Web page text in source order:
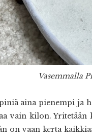
Vasemmalla
aina pienempi ja
vain kilon.
on vaan kerta